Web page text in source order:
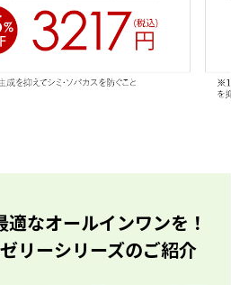
適なオールインワンを！
リーシリーズのご紹介